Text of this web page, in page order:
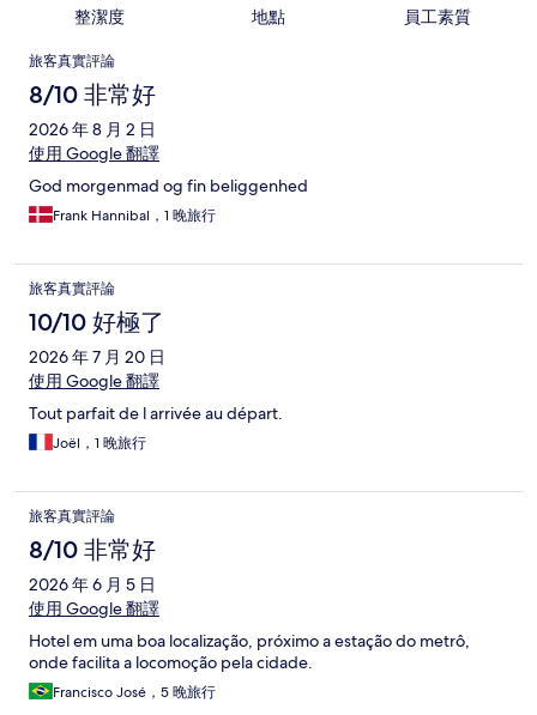
整潔度 地點 員工素質
評
論
旅客真實評論
8/10 非常好
2026 年 8 月 2 日
使用 Google 翻譯
God morgenmad og fin beliggenhed
Frank Hannibal，1 晚旅行
旅客真實評論
10/10 好極了
2026 年 7 月 20 日
使用 Google 翻譯
Tout parfait de l arrivée au départ.
Joël，1 晚旅行
旅客真實評論
8/10 非常好
2026 年 6 月 5 日
使用 Google 翻譯
Hotel em uma boa localização, próximo a estação do metrô,
onde facilita a locomoção pela cidade.
Francisco José，5 晚旅行